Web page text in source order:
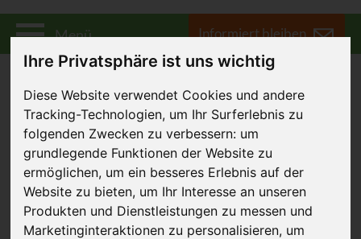
Ihre Privatsphäre ist uns wichtig
Diese Website verwendet Cookies und andere
Tracking-Technologien, um Ihr Surferlebnis zu
folgenden Zwecken zu verbessern: um
grundlegende Funktionen der Website zu
ermöglichen, um ein besseres Erlebnis auf der
Website zu bieten, um Ihr Interesse an unseren
Produkten und Dienstleistungen zu messen und
Marketinginteraktionen zu personalisieren, um
Menü Informiert bleiben
Der LEH im Tierschutz-
Ranking
24. Mai 2024